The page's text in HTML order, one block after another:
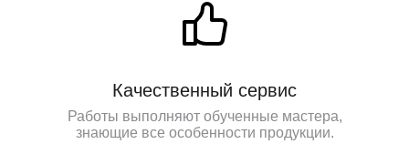
Качественный сервис
Работы выполняют обученные мастера,
знающие все особенности продукции.